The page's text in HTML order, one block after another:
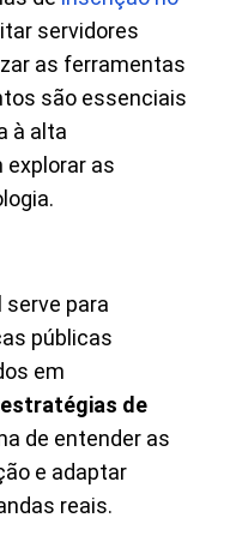
servidores
as ferramentas
são essenciais
à alta
as
para
públicas
em
estratégias de
de entender as
e adaptar
reais.